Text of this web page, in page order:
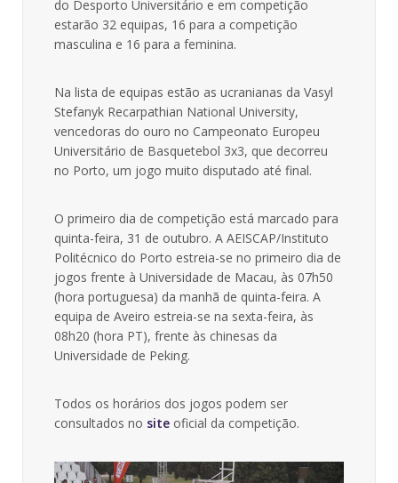
do Desporto Universitário e em competição
estarão 32 equipas, 16 para a competição
masculina e 16 para a feminina.
Na lista de equipas estão as ucranianas da Vasyl
Stefanyk Recarpathian National University,
vencedoras do ouro no Campeonato Europeu
Universitário de Basquetebol 3x3, que decorreu
no Porto, um jogo muito disputado até final.
O primeiro dia de competição está marcado para
quinta-feira, 31 de outubro. A AEISCAP/Instituto
Politécnico do Porto estreia-se no primeiro dia de
jogos frente à Universidade de Macau, às 07h50
(hora portuguesa) da manhã de quinta-feira. A
equipa de Aveiro estreia-se na sexta-feira, às
08h20 (hora PT), frente às chinesas da
Universidade de Peking.
Todos os horários dos jogos podem ser
consultados no site oficial da competição.